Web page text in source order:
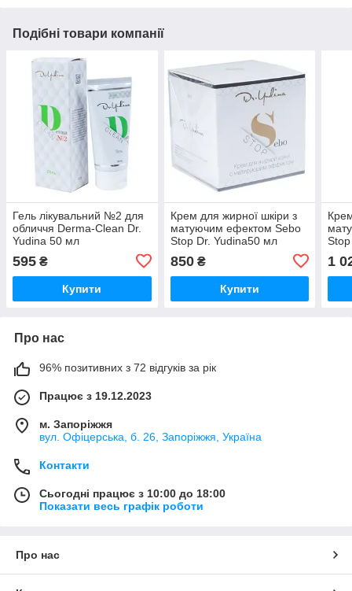
Подібні товари компанії
Гель лікувальний №2 для
обличчя Derma-Clean Dr.
Yudina 50 мл
595 ₴
Купити
Крем для жирної шкіри з
матуючим ефектом Sebo
Stop Dr. Yudina50 мл
850₴
Купити
1
Про нас
96% позитивних з 72 відгуків за рік
Працює з 19.12.2023
м. Запоріжжя
вул. Офіцерська, б. 26, Запоріжжя, Україна
Контакти
Сьогодні працює з 10:00 до 18:00
Показати весь графік роботи
Про нас